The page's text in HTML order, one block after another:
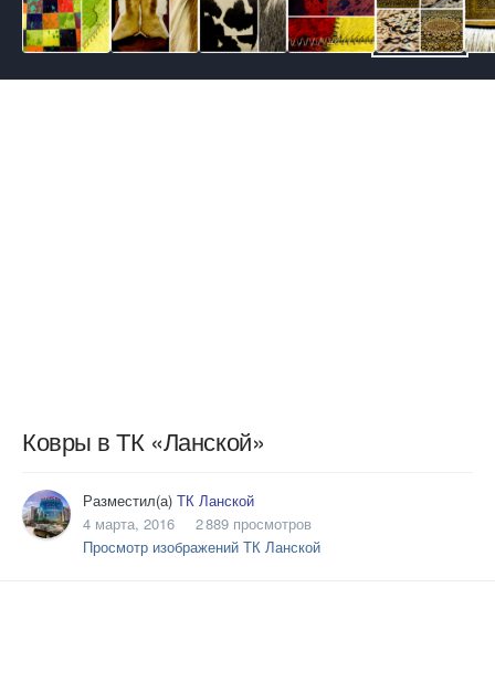
Ковры в ТК «Ланской»
Разместил(а) ТК Ланской
4 марта, 2016
2 889 просмотров
Просмотр изображений ТК Ланской